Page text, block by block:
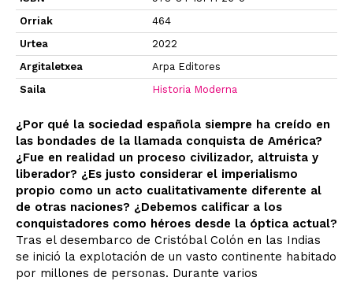
Orriak
464
Urtea
2022
Argitaletxea
Arpa Editores
Saila
Historia Moderna
¿Por qué la sociedad española siempre ha creído en
las bondades de la llamada conquista de América?
¿Fue en realidad un proceso civilizador, altruista y
liberador? ¿Es justo considerar el imperialismo
propio como un acto cualitativamente diferente al
de otras naciones? ¿Debemos calificar a los
conquistadores como héroes desde la óptica actual?
Tras el desembarco de Cristóbal Colón en las Indias
se inició la explotación de un vasto continente habitado
por millones de personas. Durante varios